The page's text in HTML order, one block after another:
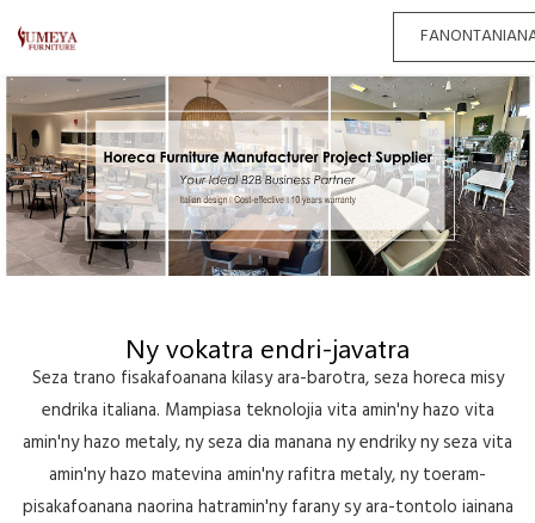
Ny vokatra endri-javatra
Seza trano fisakafoanana kilasy ara-barotra, seza horeca misy
endrika italiana. Mampiasa teknolojia vita amin'ny hazo vita
amin'ny hazo metaly, ny seza dia manana ny endriky ny seza vita
amin'ny hazo matevina amin'ny rafitra metaly, ny toeram-
pisakafoanana naorina hatramin'ny farany sy ara-tontolo iainana